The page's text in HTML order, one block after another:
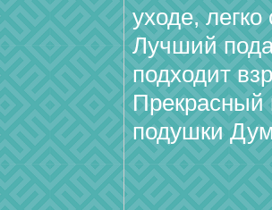
уходе,
Лучший
подходит
Прекрасный
подушки